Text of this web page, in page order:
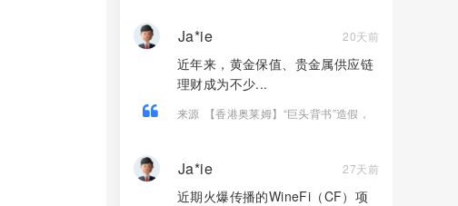
Ja*ie 20天前
近年来，黄金保值、贵金属供应链
理财成为不少...
来源
【香港奥莱姆】“巨头背书”造假，
Ja*ie 27天前
近期火爆传播的WineFi（CF）项